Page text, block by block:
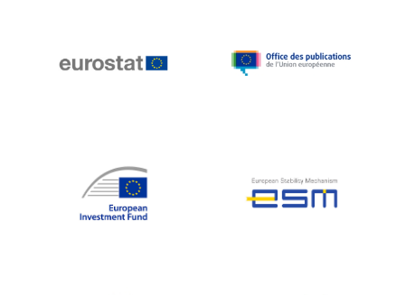
Klaus Regling
Lars Heikensten
Laura Kovesi
Luc Frieden